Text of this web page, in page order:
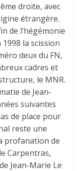
droite, avec
étrangère.
de l’hégémonie
la scission
deux du FN,
cadres et
le MNR.
de Jean-
suivantes
de place pour
reste une
profanation de
Carpentras,
Jean-Marie Le